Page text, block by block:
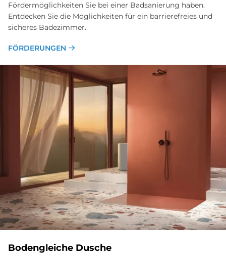
Fördermöglichkeiten Sie bei einer Badsanierung haben.
Entdecken Sie die Möglichkeiten für ein barrierefreies und
sicheres Badezimmer.
FÖRDERUNGEN
Bodengleiche Dusche